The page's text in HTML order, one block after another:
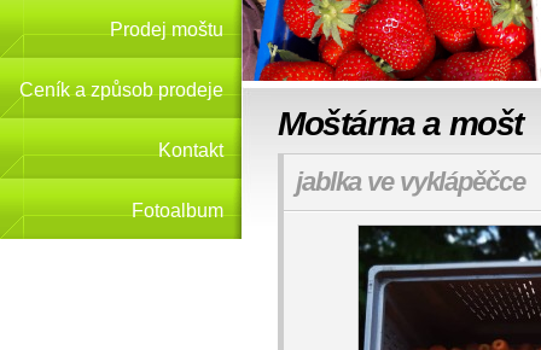
Prodej moštu
Ceník a způsob prodeje
Kontakt
Fotoalbum
Moštárna a mošt
jablka ve vyklápěčce